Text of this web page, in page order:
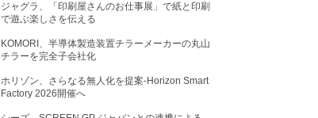
ジャグラ、「印刷屋さんのお仕事展」で紙と印刷
で遊ぶ楽しさを伝える
KOMORI、半導体製造装置チラーメーカーの丸山
チラーを完全子会社化
ホリゾン、さらなる無人化を提案-Horizon Smart
Factory 2026開催へ